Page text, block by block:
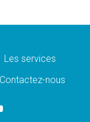
pour la
«c'est
Les services
Contactez-nous